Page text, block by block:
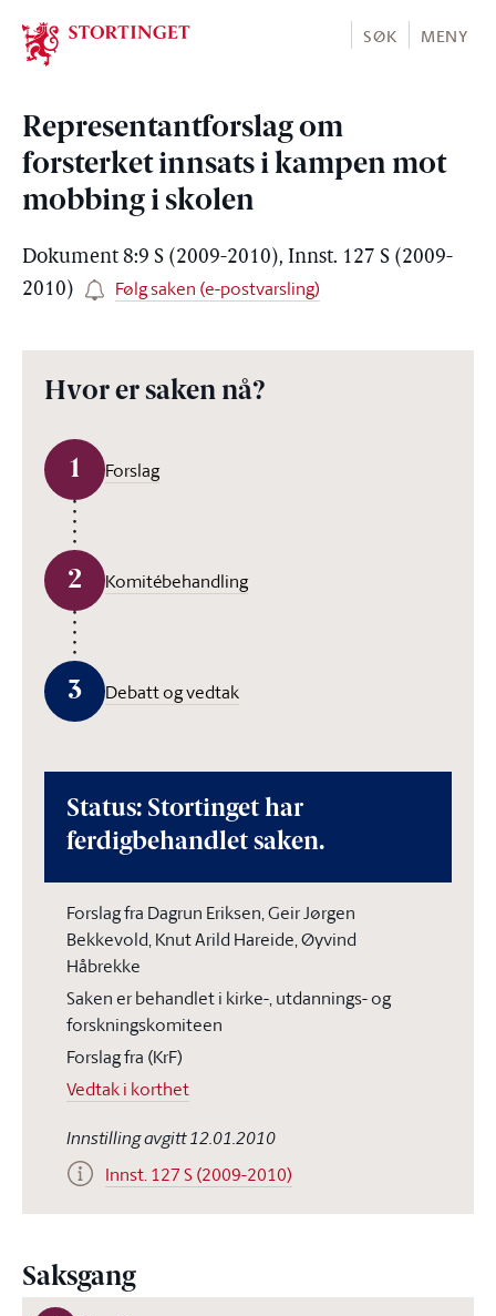
Stortinget.no
SØK MENY
Representantforslag om
forsterket innsats i kampen mot
mobbing i skolen
Dokument 8:9 S (2009-2010), Innst. 127 S (2009-
2010)
Følg saken (e-postvarsling)
Hvor er saken nå?
1 Forslag
2 Komitébehandling
3 Debatt og vedtak
Status: Stortinget har
ferdigbehandlet saken.
Forslag fra Dagrun Eriksen, Geir Jørgen
Bekkevold, Knut Arild Hareide, Øyvind
Håbrekke
Saken er behandlet i kirke-, utdannings- og
forskningskomiteen
Forslag fra (KrF)
Vedtak i korthet
Innstilling avgitt 12.01.2010
Innst. 127 S (2009-2010)
Saksgang